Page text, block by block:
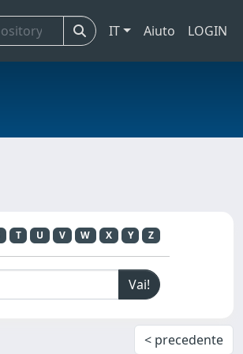
IT Aiuto LOGIN
T U V W X Y Z
< precedente